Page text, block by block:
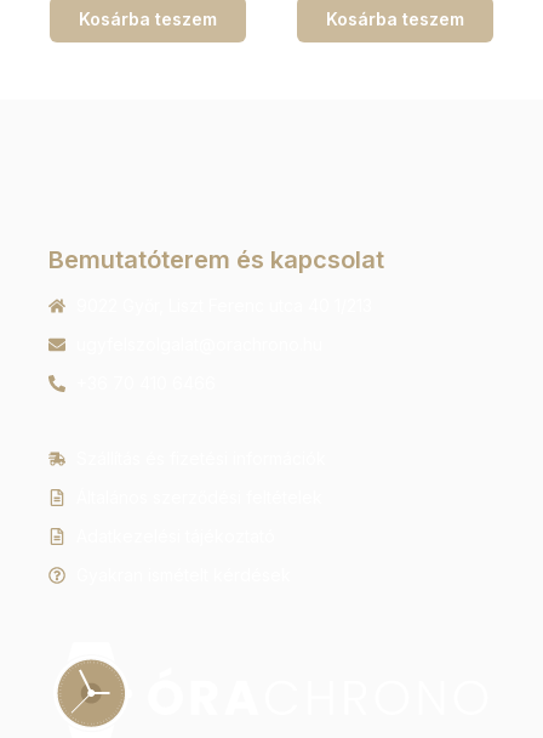
Kosárba teszem Kosárba teszem
Bemutatóterem és kapcsolat